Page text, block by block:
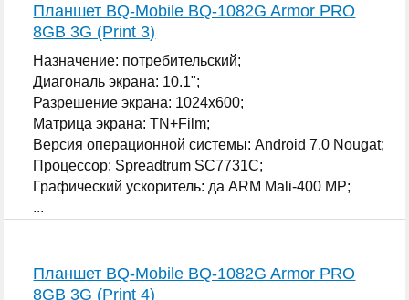
Планшет BQ-Mobile BQ-1082G Armor PRO
8GB 3G (Print 3)
Назначение: потребительский;
Диагональ экрана: 10.1";
Разрешение экрана: 1024x600;
Матрица экрана: TN+Film;
Версия операционной системы: Android 7.0 Nougat;
Процессор: Spreadtrum SC7731C;
Графический ускоритель: да ARM Mali-400 MP;
...
Планшет BQ-Mobile BQ-1082G Armor PRO
8GB 3G (Print 4)